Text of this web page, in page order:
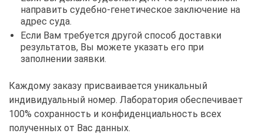
направить судебно-генетическое заключение на
адрес суда.
Если Вам требуется другой способ доставки
результатов, Вы можете указать его при
заполнении заявки.
Каждому заказу присваивается уникальный
индивидуальный номер. Лаборатория обеспечивает
100% сохранность и конфиденциальность всех
полученных от Вас данных.